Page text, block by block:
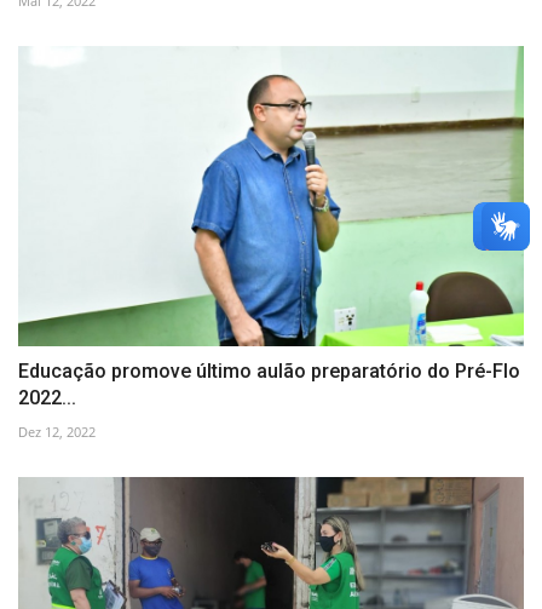
Educação promove último aulão preparatório do Pré-Flo
2022...
Dez 12, 2022